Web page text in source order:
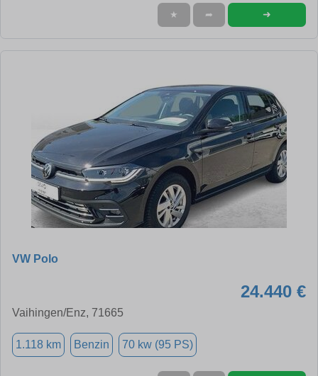
★ ➦ ➜
VW Polo
24.440 €
Vaihingen/Enz, 71665
1.118 km Benzin 70 kw (95 PS)